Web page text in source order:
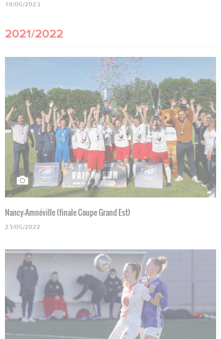
10/05/2023
2021/2022
Nancy-Amnéville (finale Coupe Grand Est)
23/05/2022